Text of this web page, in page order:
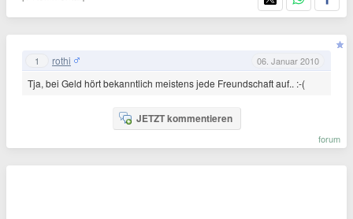
1 rothi 06. Januar 2010
Tja, bei Geld hört bekanntlich meistens jede Freundschaft auf.. :-(
JETZT kommentieren
forum